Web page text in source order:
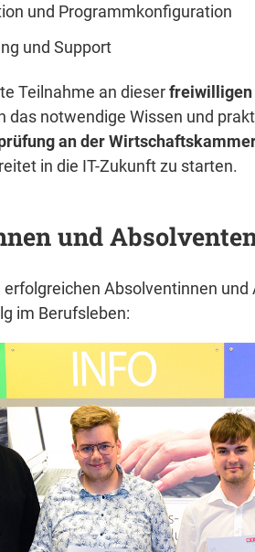
und Programmkonfiguration
und Support
Teilnahme an dieserfreiwilligen
das notwendige Wissen und
an der
in die IT-Zukunft zu starten.
und
Absolventinnen
im Berufsleben: